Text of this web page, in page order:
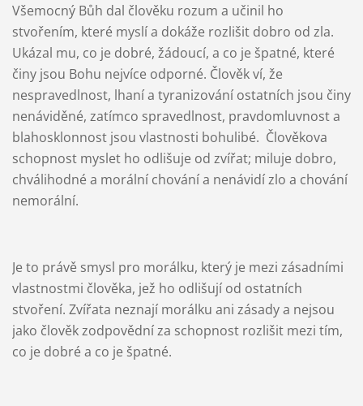
Všemocný Bůh dal člověku rozum a učinil ho
stvořením, které myslí a dokáže rozlišit dobro od zla.
Ukázal mu, co je dobré, žádoucí, a co je špatné, které
činy jsou Bohu nejvíce odporné. Člověk ví, že
nespravedlnost, lhaní a tyranizování ostatních jsou činy
nenáviděné, zatímco spravedlnost, pravdomluvnost a
blahosklonnost jsou vlastnosti bohulibé. Člověkova
schopnost myslet ho odlišuje od zvířat; miluje dobro,
chválihodné a morální chování a nenávidí zlo a chování
nemorální.
Je to právě smysl pro morálku, který je mezi zásadními
vlastnostmi člověka, jež ho odlišují od ostatních
stvoření. Zvířata neznají morálku ani zásady a nejsou
jako člověk zodpovědní za schopnost rozlišit mezi tím,
co je dobré a co je špatné.